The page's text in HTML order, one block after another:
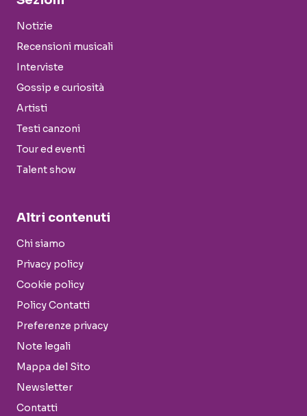
Notizie
Recensioni musicali
Interviste
Gossip e curiosità
Artisti
Testi canzoni
Tour ed eventi
Talent show
Altri contenuti
Chi siamo
Privacy policy
Cookie policy
Policy Contatti
Preferenze privacy
Note legali
Mappa del Sito
Newsletter
Contatti